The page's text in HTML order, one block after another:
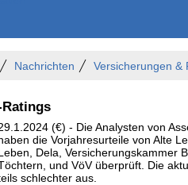
Nachrichten Versicherungen &
(€) - Die Analysten von
die Vorjahresurteile von Alte
Dela, Versicherungskammer
und VöV überprüft. Die
schlechter aus.